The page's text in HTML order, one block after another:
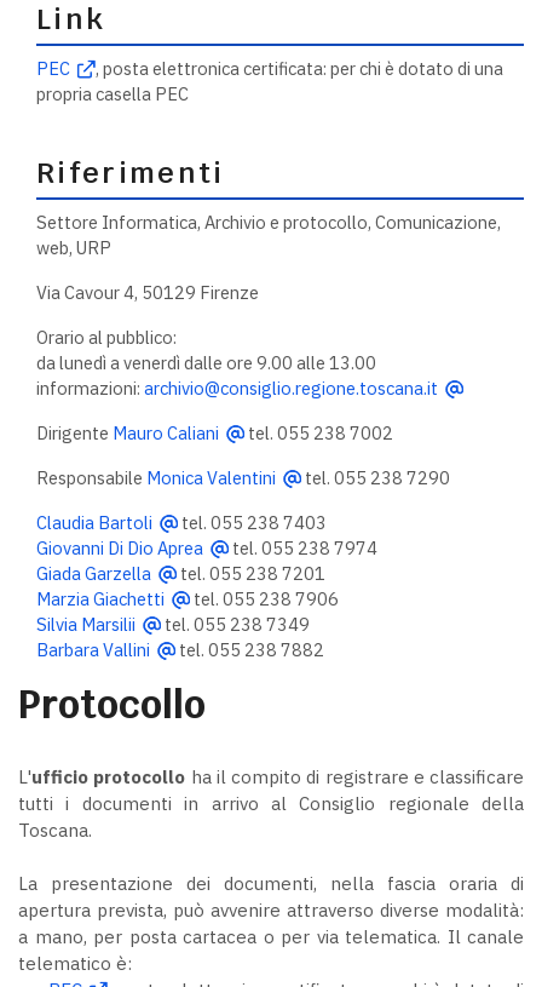
Link
PEC
, posta elettronica certificata: per chi è dotato di una
propria casella PEC
Riferimenti
Settore Informatica, Archivio e protocollo, Comunicazione,
web, URP
Via Cavour 4, 50129 Firenze
Orario al pubblico:
da lunedì a venerdì dalle ore 9.00 alle 13.00
informazioni: archivio@consiglio.regione.toscana.it
Dirigente Mauro Caliani
tel. 055 238 7002
Responsabile Monica Valentini
tel. 055 238 7290
Claudia Bartoli
tel. 055 238 7403
Giovanni Di Dio Aprea
tel. 055 238 7974
Giada Garzella
tel. 055 238 7201
Marzia Giachetti
tel. 055 238 7906
Silvia Marsilii
tel. 055 238 7349
Barbara Vallini
tel. 055 238 7882
Protocollo
L'ufficio protocollo ha il compito di registrare e classificare
tutti i documenti in arrivo al Consiglio regionale della
Toscana.
La presentazione dei documenti, nella fascia oraria di
apertura prevista, può avvenire attraverso diverse modalità:
a mano, per posta cartacea o per via telematica. Il canale
telematico è: